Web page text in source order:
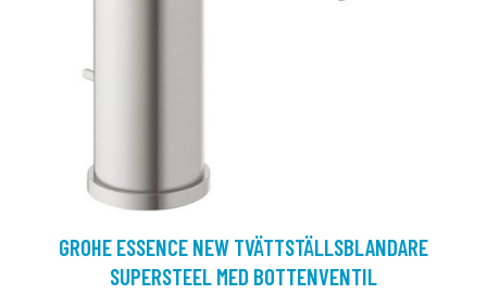
GROHE ESSENCE NEW TVÄTTSTÄLLSBLANDARE
SUPERSTEEL MED BOTTENVENTIL